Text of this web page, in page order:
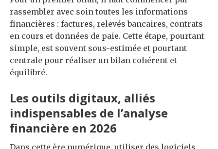
rassembler avec soin toutes les informations
financières : factures, relevés bancaires, contrats
en cours et données de paie. Cette étape, pourtant
simple, est souvent sous-estimée et pourtant
centrale pour réaliser un bilan cohérent et
équilibré.
Les outils digitaux, alliés
indispensables de l’analyse
financière en 2026
Dans cette ère numérique, utiliser des logiciels